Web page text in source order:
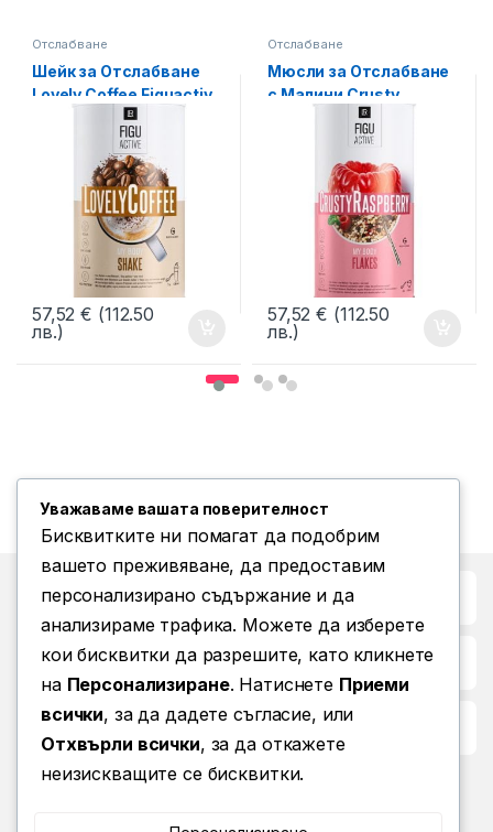
Отслабване
Шейк за Отслабване
Lovely Coffee Figuactiv
LIFETAKT LR
57,52€ (112.50
лв.)
Отслабване
Мюсли за Отслабване
с Малини Crusty
Raspberry Figuactiv
LIFETAKT LR
57,52€ (112.50
лв.)
Бърз достъп до
Повече информация
Условия за ползване
Уважаваме вашата поверителност
Бисквитките ни помагат да подобрим
вашето преживяване, да предоставим
персонализирано съдържание и да
анализираме трафика. Можете да изберете
кои бисквитки да разрешите, като кликнете
на Персонализиране. Натиснете Приеми
всички, за да дадете съгласие, или
Отхвърли всички, за да откажете
неизискващите се бисквитки.